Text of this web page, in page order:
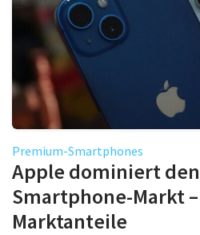
Premium-Smartphones
Apple dominiert
Smartphone-Markt
Marktanteile